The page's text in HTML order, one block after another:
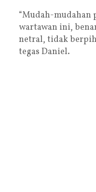
“Mudah-mudahan
wartawan ini,
netral, tidak
tegas Daniel.